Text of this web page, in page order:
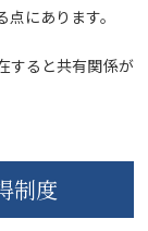
にあります。
すると共有関係が
制度